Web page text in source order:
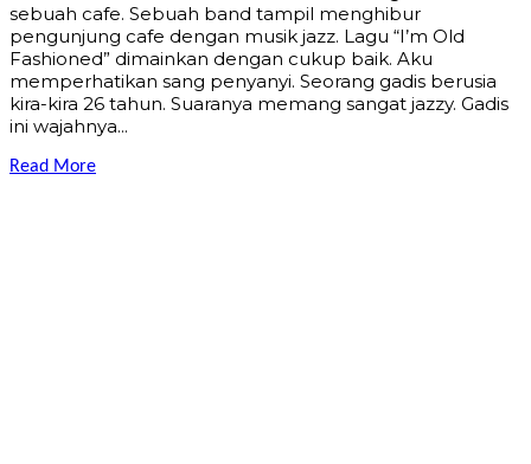
sebuah cafe. Sebuah band tampil menghibur
pengunjung cafe dengan musik jazz. Lagu “I’m Old
Fashioned” dimainkan dengan cukup baik. Aku
memperhatikan sang penyanyi. Seorang gadis berusia
kira-kira 26 tahun. Suaranya memang sangat jazzy. Gadis
ini wajahnya...
Read More